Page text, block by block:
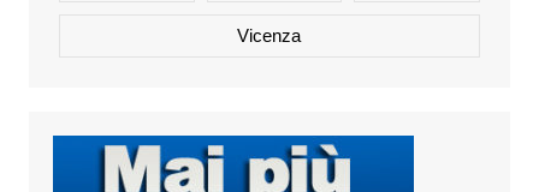
Vicenza